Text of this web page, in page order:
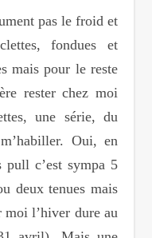
fondues et
mais pour le reste
rester chez moi
une série, du
Oui, en
c’est sympa 5
deux tenues mais
l’hiver dure au